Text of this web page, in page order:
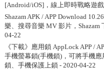
[Android/iOS]，線上即時戰略遊戲
Shazam APK / APP Download
樂、搜尋音樂 MV 影片，Shazam
04-22
《下載》應用鎖 AppLock APP /
手機螢幕鎖(手機鎖)，可將手機
鎖、手機保護上鎖 - 2020-04-22